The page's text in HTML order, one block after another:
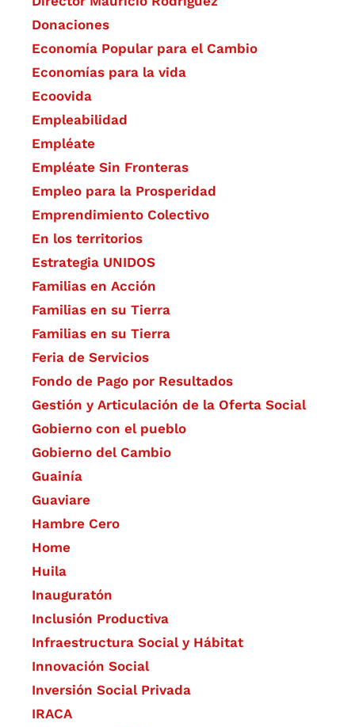
Donaciones
Economía Popular para el Cambio
Economías para la vida
Ecoovida
Empleabilidad
Empléate
Empléate Sin Fronteras
Empleo para la Prosperidad
Emprendimiento Colectivo
En los territorios
Estrategia UNIDOS
Familias en Acción
Familias en su Tierra
Familias en su Tierra
Feria de Servicios
Fondo de Pago por Resultados
Gestión y Articulación de la Oferta Social
Gobierno con el pueblo
Gobierno del Cambio
Guainía
Guaviare
Hambre Cero
Home
Huila
Inauguratón
Inclusión Productiva
Infraestructura Social y Hábitat
​Innovación Social
Inversión Social Privada
IRACA